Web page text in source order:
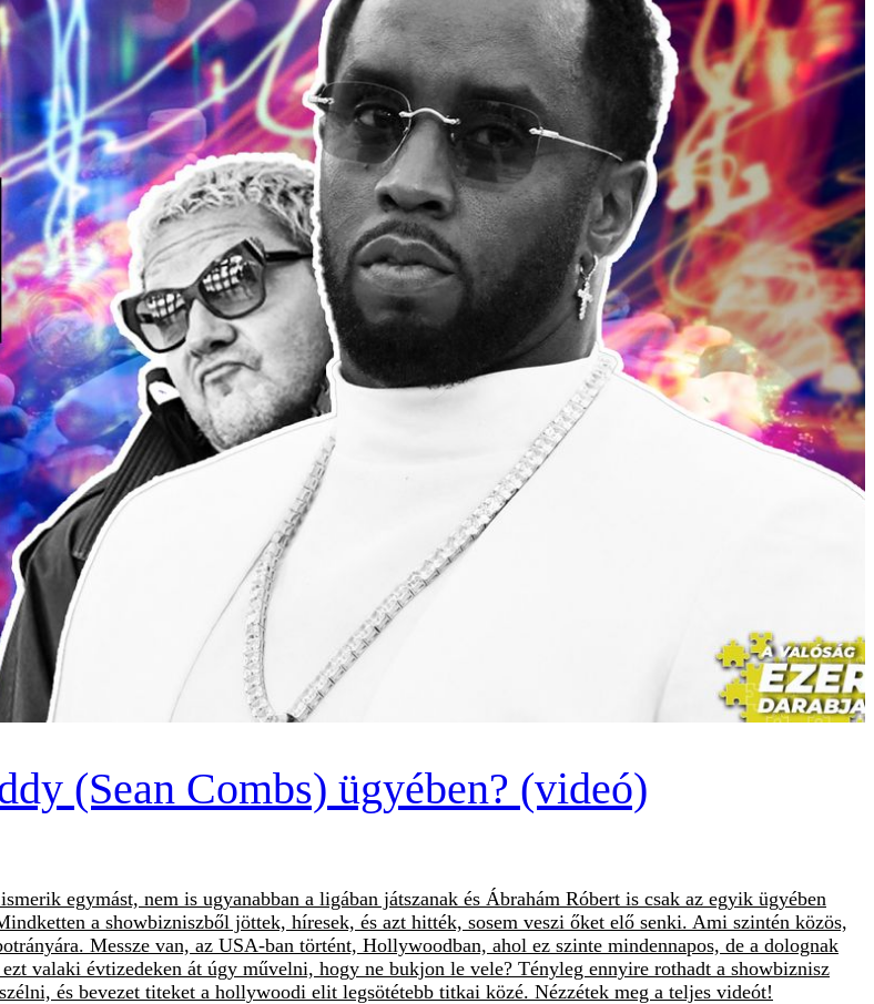
(Sean Combs) ügyében? (videó)
egymást, nem is ugyanabban a ligában játszanak és Ábrahám Róbert is csak az egyik ügyében
a showbizniszből jöttek, híresek, és azt hitték, sosem veszi őket elő senki. Ami szintén közös,
Messze van, az USA-ban történt, Hollywoodban, ahol ez szinte mindennapos, de a dolognak
valaki évtizedeken át úgy művelni, hogy ne bukjon le vele? Tényleg ennyire rothadt a showbiznisz
és bevezet titeket a hollywoodi elit legsötétebb titkai közé. Nézzétek meg a teljes videót!